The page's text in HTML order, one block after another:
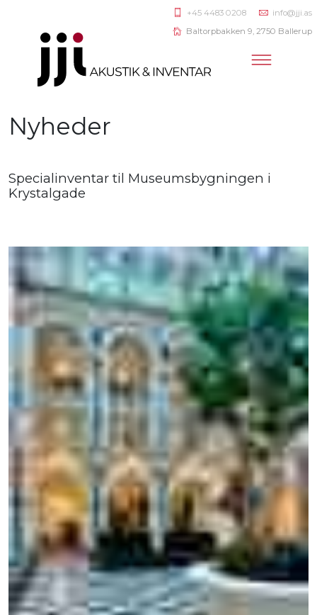
+45 4483 0208
info@jji.as
Baltorpbakken 9, 2750 Ballerup
Nyheder
Specialinventar til Museumsbygningen i
Krystalgade